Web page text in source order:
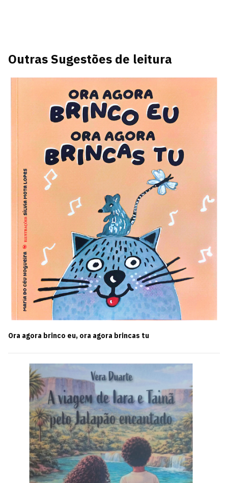
Outras Sugestões de leitura
Ora agora brinco eu, ora agora brincas tu